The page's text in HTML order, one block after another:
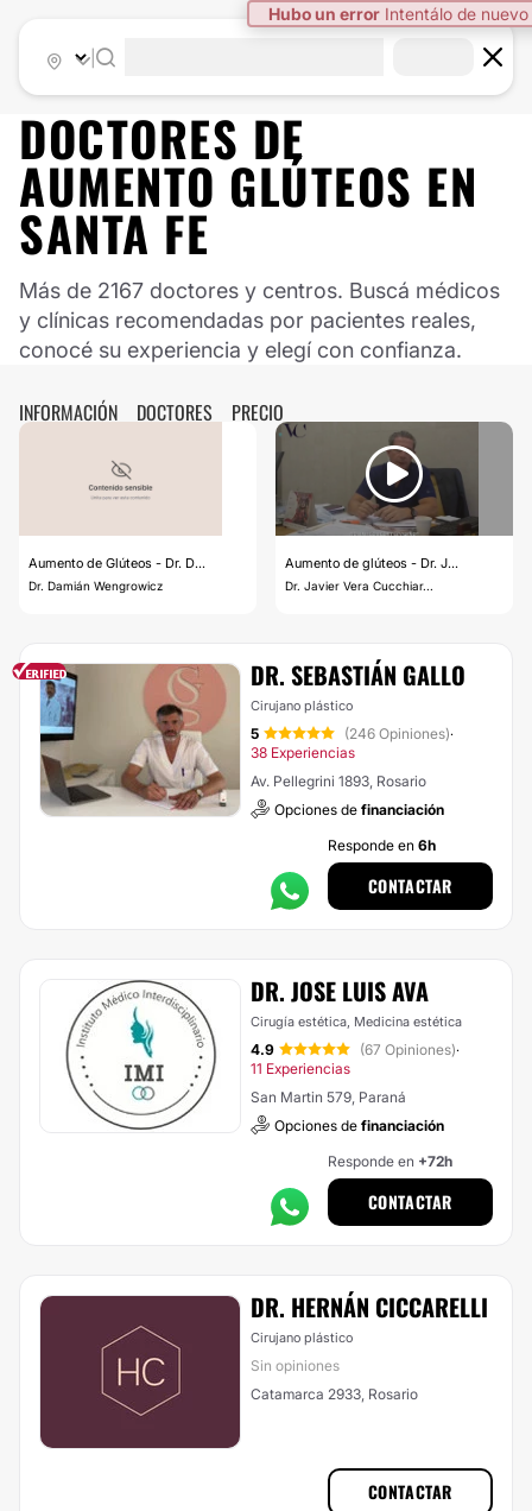
DOCTORES DE
AUMENTO GLÚTEOS EN
SANTA FE
Más de 2167 doctores y centros. Buscá médicos
y clínicas recomendadas por pacientes reales,
conocé su experiencia y elegí con confianza.
INFORMACIÓN DOCTORES PRECIO
Aumento de Glúteos - Dr. D...
Dr. Damián Wengrowicz
Aumento de glúteos - Dr. J...
Dr. Javier Vera Cucchiar...
DR. SEBASTIÁN GALLO
Cirujano plástico
5 (246 Opiniones)·
38 Experiencias
Av. Pellegrini 1893, Rosario
Opciones de financiación
Responde en 6h
CONTACTAR
DR. JOSE LUIS AVA
Cirugía estética, Medicina estética
4.9 (67 Opiniones)·
11 Experiencias
San Martin 579, Paraná
Opciones de financiación
Responde en +72h
CONTACTAR
DR. HERNÁN CICCARELLI
Cirujano plástico
Sin opiniones
Catamarca 2933, Rosario
CONTACTAR